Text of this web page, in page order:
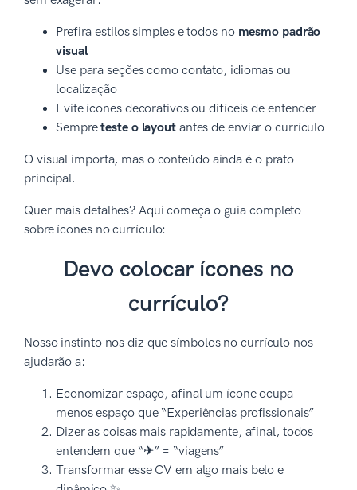
Prefira estilos simples e todos no mesmo padrão
visual
Use para seções como contato, idiomas ou
localização
Evite ícones decorativos ou difíceis de entender
Sempreteste o layout antes de enviar o currículo
O visual importa, mas o conteúdo ainda é o prato
principal.
Quer mais detalhes? Aqui começa o guia completo
sobre ícones no currículo:
Devo colocar ícones no
currículo?
Nosso instinto nos diz que símbolos no currículo nos
ajudarão a:
Economizar espaço, afinal um ícone ocupa
menos espaço que “Experiências profissionais”
Dizer as coisas mais rapidamente, afinal, todos
entendem que “✈” = “viagens”
Transformar esse CV em algo mais belo e